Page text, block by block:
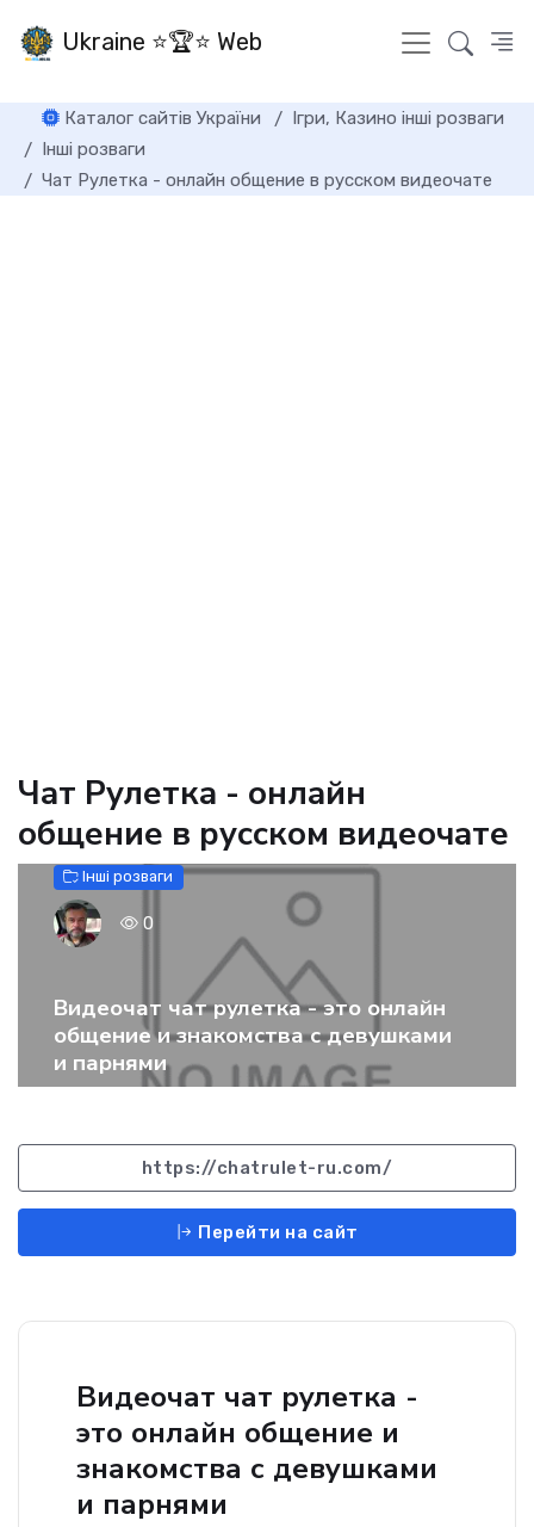
Ukraine ⭐🏆⭐ Web
Каталог сайтів України
Ігри, Казино інші розваги
Інші розваги
Чат Рулетка - онлайн общение в русском видеочате
Чат Рулетка - онлайн
общение в русском видеочате
Інші розваги
0
Видеочат чат рулетка - это онлайн
общение и знакомства с девушками
и парнями
https://chatrulet-ru.com/
Перейти на сайт
Видеочат чат рулетка -
это онлайн общение и
знакомства с девушками
и парнями